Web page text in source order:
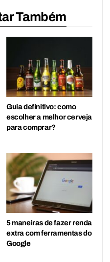
Também
Guia definitivo: como
escolher a melhor cerveja
para comprar?
5 maneiras de fazer renda
extra com ferramentas do
Google